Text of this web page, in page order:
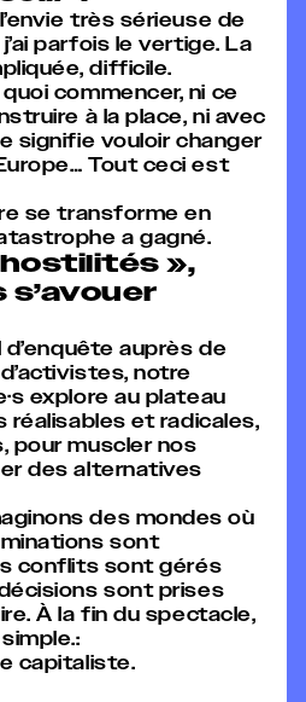
très sérieuse de
parfois le vertige. La
difficile.
commencer, ni ce
à la place, ni avec
signifie vouloir changer
Tout ceci est
se transforme en
a gagné.
»,
s’avouer
d’enquête auprès de
notre
explore au plateau
réalisables et radicales,
pour muscler nos
des alternatives
des mondes où
sont
conflits sont gérés
sont prises
À la fin du spectacle,
capitaliste.